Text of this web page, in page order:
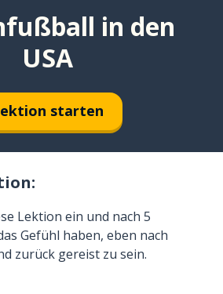
in den
USA
starten
Lektion ein und nach 5
Gefühl haben, eben nach
zurück gereist zu sein.